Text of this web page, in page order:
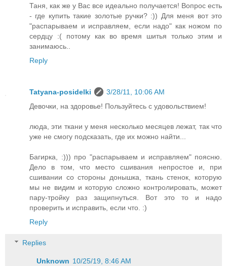
Таня, как же у Вас все идеально получается! Вопрос есть
- где купить такие золотые ручки? :)) Для меня вот это
"распарываем и исправляем, если надо" как ножом по
сердцу :( потому как во время шитья только этим и
занимаюсь..
Reply
Tatyana-posidelki
3/28/11, 10:06 AM
Девочки, на здоровье! Пользуйтесь с удовольствием!
люда, эти ткани у меня несколько месяцев лежат, так что
уже не смогу подсказать, где их можно найти...
Багирка, :))) про "распарываем и исправляем" поясню.
Дело в том, что место сшивания непростое и, при
сшивании со стороны донышка, ткань стенок, которую
мы не видим и которую сложно контролировать, может
пару-тройку раз защипнуться. Вот это то и надо
проверить и исправить, если что. :)
Reply
Replies
Unknown 10/25/19, 8:46 AM